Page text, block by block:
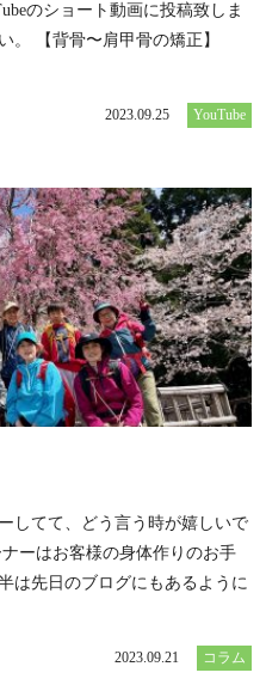
のショート動画に投稿致しま
。 【背骨〜肩甲骨の矯正】
2023.09.25 YouTube
してて、どう言う時が嬉しいで
ーはお客様の身体作りのお手
は先日のブログにもあるように
2023.09.21 コラム